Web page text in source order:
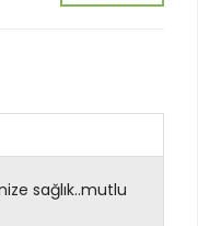
sağlık..mutlu